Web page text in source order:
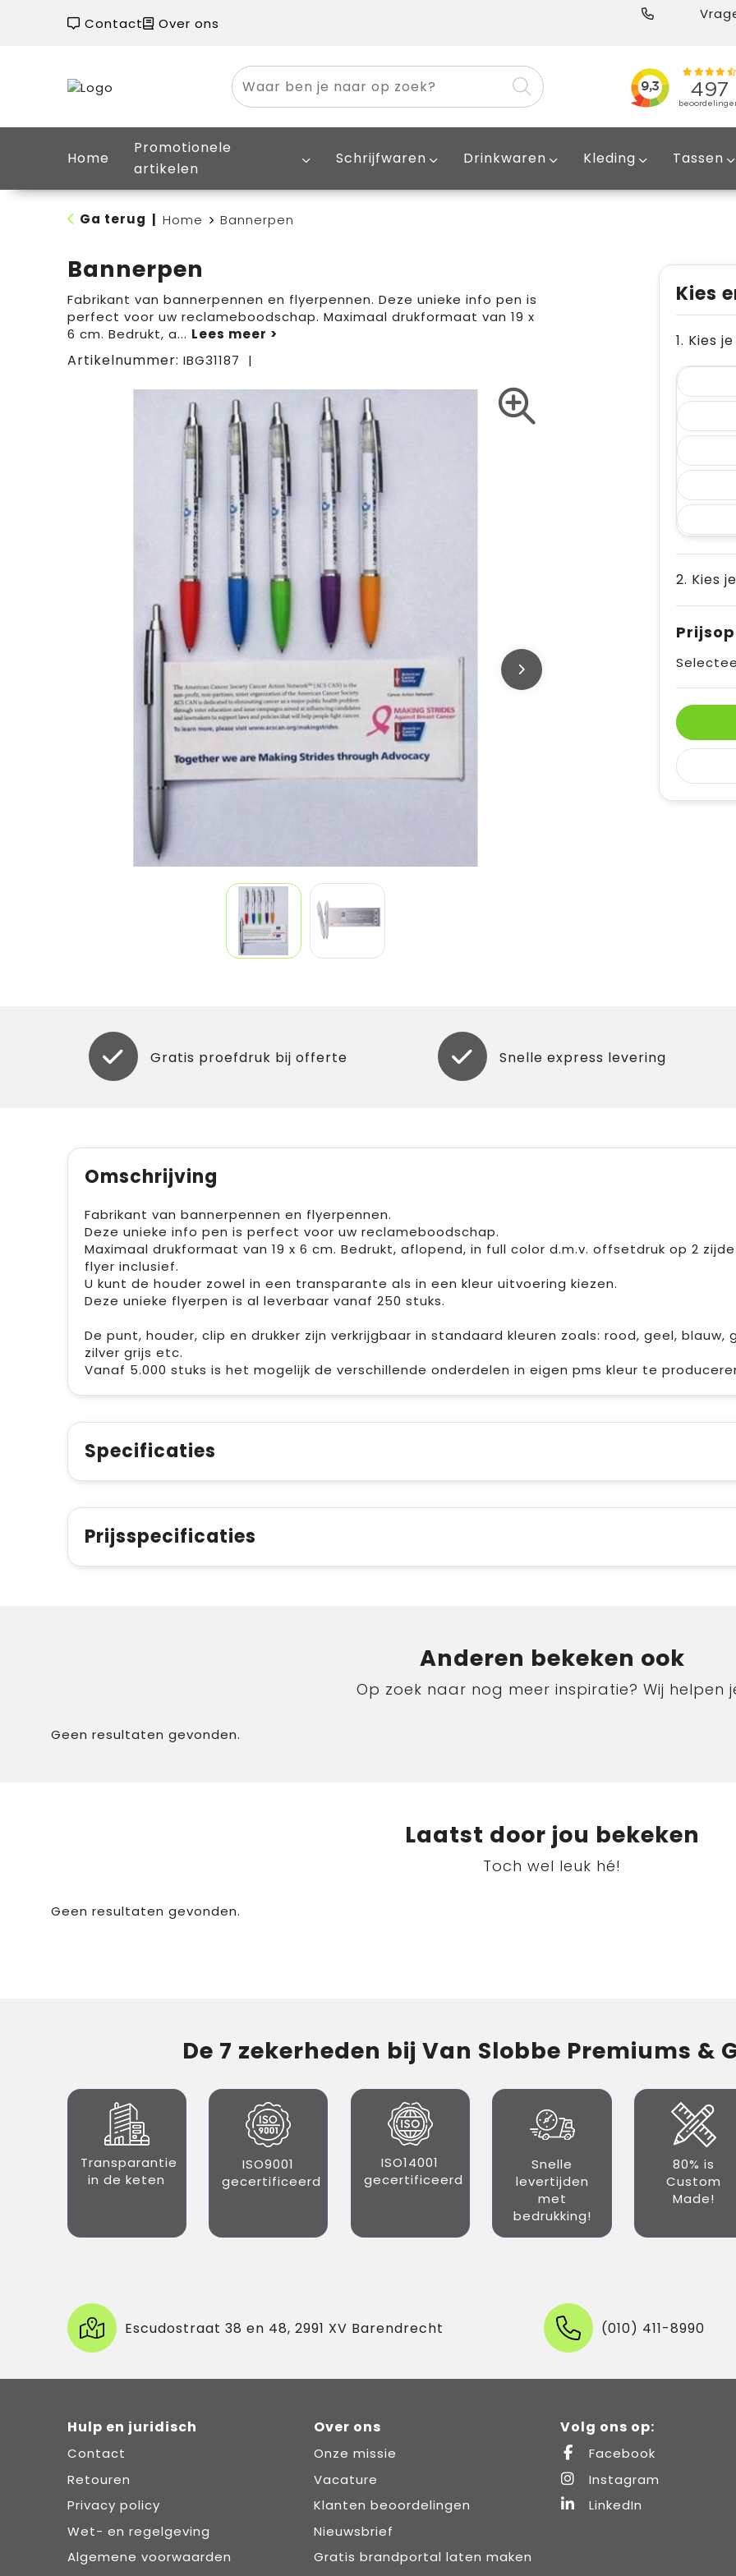
Contact Over ons
Home
Promotionele
artikelen
Schrijfwaren Drinkwaren Kleding Tassen
Ga terug Home Bannerpen
Bannerpen
Fabrikant van bannerpennen en flyerpennen. Deze unieke info pen is
perfect voor uw reclameboodschap. Maximaal drukformaat van 19 x
6 cm. Bedrukt, a...
Artikelnummer: IBG31187
Kies
1. Kies
2. Kies
Gratis proefdruk bij offerte Snelle express levering
Omschrijving
Fabrikant van bannerpennen en flyerpennen.
Deze unieke info pen is perfect voor uw reclameboodschap.
Maximaal drukformaat van 19 x 6 cm. Bedrukt, aflopend, in full color d.m.v. offsetdruk op 2
flyer inclusief.
U kunt de houder zowel in een transparante als in een kleur uitvoering kiezen.
Deze unieke flyerpen is al leverbaar vanaf 250 stuks.
De punt, houder, clip en drukker zijn verkrijgbaar in standaard kleuren zoals: rood, geel, blauw,
zilver grijs etc.
Vanaf 5.000 stuks is het mogelijk de verschillende onderdelen in eigen pms kleur te
Specificaties
Prijsspecificaties
Anderen bekeken ook
Op zoek naar nog meer inspiratie? Wij helpen
Geen resultaten gevonden.
Laatst door jou bekeken
Toch wel leuk hé!
Geen resultaten gevonden.
De 7 zekerheden bij Van Slobbe Premiums &
Transparantie
in de keten
ISO9001
gecertificeerd
ISO14001
gecertificeerd
Snelle
levertijden
met
bedrukking!
80% is
Custom
Made!
Escudostraat 38 en 48, 2991 XV Barendrecht (010) 411-8990
Hulp en juridisch
Contact
Retouren
Privacy policy
Wet- en regelgeving
Algemene voorwaarden
Over ons
Onze missie
Vacature
Klanten beoordelingen
Nieuwsbrief
Gratis brandportal laten maken
Volg ons op:
Facebook
Instagram
LinkedIn